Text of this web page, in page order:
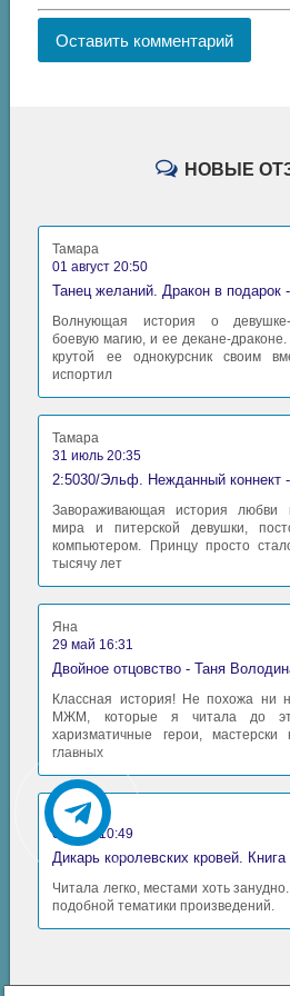
Оставить комментарий
НОВЫЕ
Тамара
01 август 20:50
Танец желаний. Дракон в подарок
Волнующая история о девушке-
боевую магию, и ее декане-
крутой ее однокурсник своим
испортил
Тамара
31 июль 20:35
2:5030/Эльф. Нежданный коннект
Завораживающая история любви
мира и питерской девушки,
компьютером. Принцу просто
тысячу лет
Яна
29 май 16:31
Двойное отцовство - Таня
Классная история! Не похожа ни
МЖМ, которые я читала до
харизматичные герои, мастерски
главных
Аида
06 май 10:49
Читала легко, местами хоть
подобной тематики произведений.